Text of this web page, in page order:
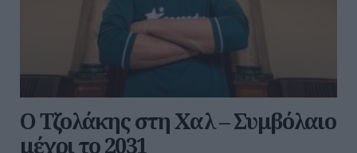
Ο Τζολάκης στη Χαλ – Συμβόλαιο
μέχρι το 2031